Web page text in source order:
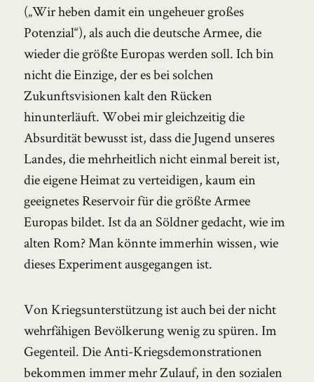
(„Wir heben damit ein ungeheuer großes
Potenzial“), als auch die deutsche Armee, die
wieder die größte Europas werden soll. Ich bin
nicht die Einzige, der es bei solchen
Zukunftsvisionen kalt den Rücken
hinunterläuft. Wobei mir gleichzeitig die
Absurdität bewusst ist, dass die Jugend unseres
Landes, die mehrheitlich nicht einmal bereit ist,
die eigene Heimat zu verteidigen, kaum ein
geeignetes Reservoir für die größte Armee
Europas bildet. Ist da an Söldner gedacht, wie im
alten Rom? Man könnte immerhin wissen, wie
dieses Experiment ausgegangen ist.
Von Kriegsunterstützung ist auch bei der nicht
wehrfähigen Bevölkerung wenig zu spüren. Im
Gegenteil. Die Anti-Kriegsdemonstrationen
bekommen immer mehr Zulauf, in den sozialen